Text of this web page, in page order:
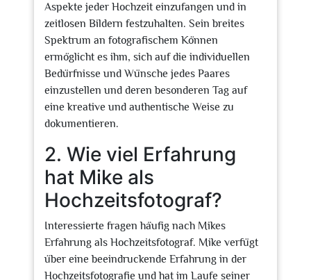
Aspekte jeder Hochzeit einzufangen und in
zeitlosen Bildern festzuhalten. Sein breites
Spektrum an fotografischem Können
ermöglicht es ihm, sich auf die individuellen
Bedürfnisse und Wünsche jedes Paares
einzustellen und deren besonderen Tag auf
eine kreative und authentische Weise zu
dokumentieren.
2. Wie viel Erfahrung
hat Mike als
Hochzeitsfotograf?
Interessierte fragen häufig nach Mikes
Erfahrung als Hochzeitsfotograf. Mike verfügt
über eine beeindruckende Erfahrung in der
Hochzeitsfotografie und hat im Laufe seiner